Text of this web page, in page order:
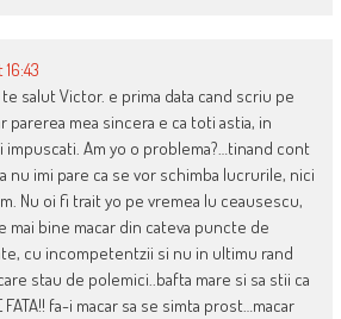
salut Victor. e prima data cand scriu pe
parerea mea sincera e ca toti astia, in
Am yo o problema?…tinand cont
nu imi pare ca se vor schimba lucrurile, nici
Nu oi fi trait yo pe vremea lu ceausescu,
mai bine macar din cateva puncte de
cu incompetentzii si nu in ultimu rand
stau de polemici..bafta mare si sa stii ca
fa-i macar sa se simta prost…macar